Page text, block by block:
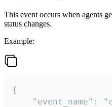
This event occurs when agents
status changes.
Example:
{
"event_name":